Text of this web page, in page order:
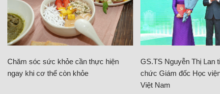
Chăm sóc sức khỏe cần thực hiện
ngay khi cơ thể còn khỏe
GS.TS Nguyễn Thị Lan
chức Giám đốc Học
Việt Nam